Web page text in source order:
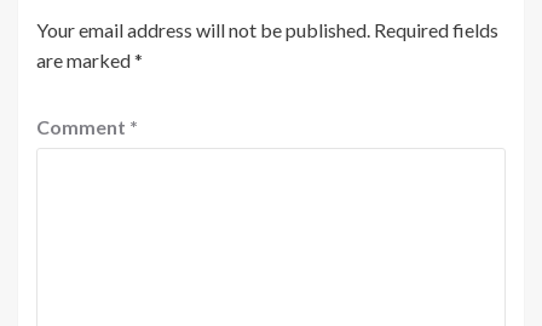
Your email address will not be published. Required fields
are marked*
Comment *